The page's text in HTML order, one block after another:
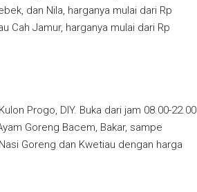
dan Nila, harganya mulai dari Rp
Cah Jamur, harganya mulai dari Rp
Progo, DIY. Buka dari jam 08.00-22.00
Goreng Bacem, Bakar, sampe
Goreng dan Kwetiau dengan harga